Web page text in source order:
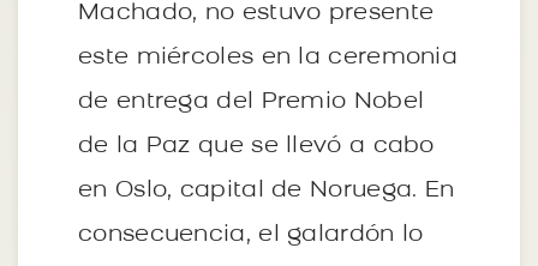
Machado, no estuvo presente
este miércoles en la ceremonia
de entrega del Premio Nobel
de la Paz que se llevó a cabo
en Oslo, capital de Noruega. En
consecuencia, el galardón lo